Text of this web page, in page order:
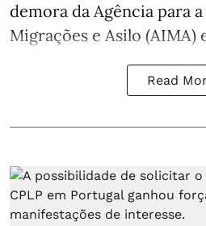
demora da Agência para
Migrações e Asilo (AIMA)
Read